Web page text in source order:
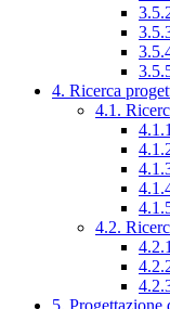
4. Ricerca
4.1.
4.2.
5. Progettazione